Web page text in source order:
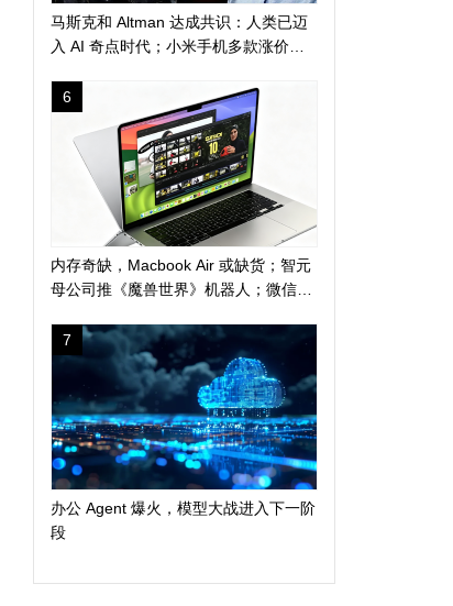
马斯克和 Altman 达成共识：人类已迈
入 AI 奇点时代；小米手机多款涨价
致产品延期发布
6
内存奇缺，Macbook Air 或缺货；智元
母公司推《魔兽世界》机器人；微信地
7
办公 Agent 爆火，模型大战进入下一阶
段